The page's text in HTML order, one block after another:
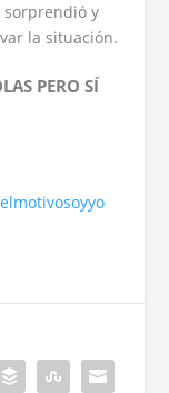
y
la situación.
PERO SÍ